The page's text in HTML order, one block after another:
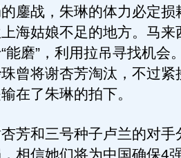
鏖战，朱琳的体力必定损
海姑娘不足的地方。马来
能磨”，利用拉吊寻找机会
曾将谢杏芳淘汰，不过紧
在了朱琳的拍下。
和三号种子卢兰的对手
相信她们将为中国确保4